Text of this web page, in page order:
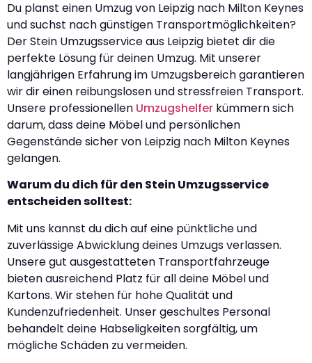
Du planst einen Umzug von Leipzig nach Milton Keynes
und suchst nach günstigen Transportmöglichkeiten?
Der Stein Umzugsservice aus Leipzig bietet dir die
perfekte Lösung für deinen Umzug. Mit unserer
langjährigen Erfahrung im Umzugsbereich garantieren
wir dir einen reibungslosen und stressfreien Transport.
Unsere professionellen Umzugshelfer kümmern sich
darum, dass deine Möbel und persönlichen
Gegenstände sicher von Leipzig nach Milton Keynes
gelangen.
Warum du dich für den Stein Umzugsservice
entscheiden solltest:
Mit uns kannst du dich auf eine pünktliche und
zuverlässige Abwicklung deines Umzugs verlassen.
Unsere gut ausgestatteten Transportfahrzeuge
bieten ausreichend Platz für all deine Möbel und
Kartons. Wir stehen für hohe Qualität und
Kundenzufriedenheit. Unser geschultes Personal
behandelt deine Habseligkeiten sorgfältig, um
mögliche Schäden zu vermeiden.